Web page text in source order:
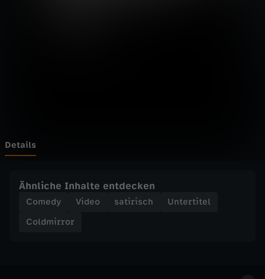
M
n
Details
Ähnliche Inhalte entdecken
Comedy Video satirisch
Untertitel
Coldmirror